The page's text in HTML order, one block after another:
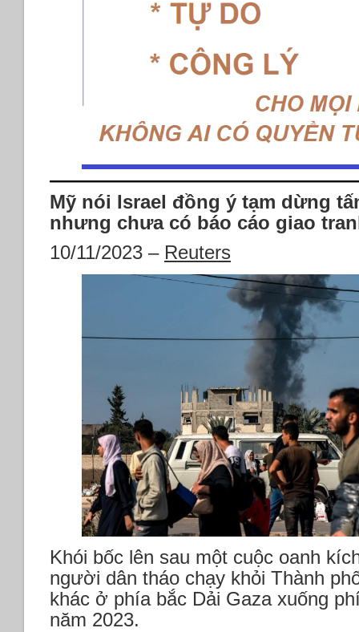
Mỹ nói Israel đồng ý tạm dừng
nhưng chưa có báo cáo giao
10/11/2023 – Reuters
Khói bốc lên sau một cuộc oanh
người dân tháo chạy khỏi Thành
khác ở phía bắc Dải Gaza xuống
năm 2023.